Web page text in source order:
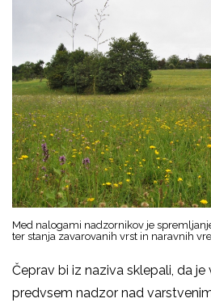
Med nalogami nadzornikov je
ter stanja zavarovanih vrst in naravnih
Čeprav bi iz naziva sklepali, da
predvsem nadzor nad